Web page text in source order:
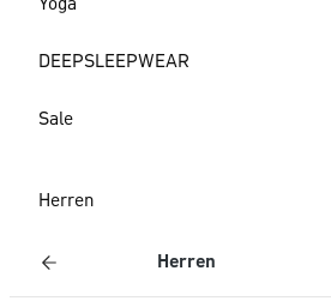
Yoga
DEEPSLEEPWEAR
Sale
Herren
Herren